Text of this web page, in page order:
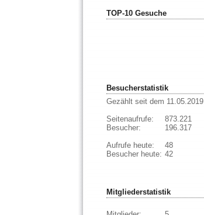
TOP-10 Gesuche
Besucherstatistik
Gezählt seit dem 11.05.2019
Seitenaufrufe:
Besucher:
Aufrufe heute:
Besucher heute:
873.221
196.317
48
42
Mitgliederstatistik